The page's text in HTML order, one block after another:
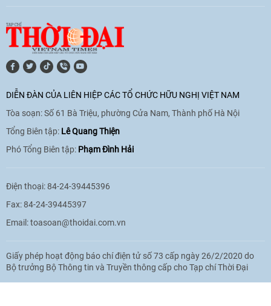
[Video] Lào dành ưu tiên hàng đầu cho
quan hệ với Việt Nam
11:01 |09/06/2026
[Video] Doanh nghiệp Hoa Kỳ hỗ trợ
Việt Nam xác định danh tính người mất
DIỄN ĐÀN CỦA LIÊN HIỆP CÁC TỔ CHỨC HỮU NGHỊ VIỆT NAM
Tòa soạn: Số 61 Bà Triệu, phường Cửa Nam, Thành phố Hà Nội
Tổng Biên tập: Lê Quang Thiện
Phó Tổng Biên tập: Phạm Đình Hải
Điện thoại: 84-24-39445396
Fax: 84-24-39445397
Email:toasoan@thoidai.com.vn
Giấy phép hoạt động báo chí điện tử số 73 cấp ngày 26/2/2020 do
Bộ trưởng Bộ Thông tin và Truyền thông cấp cho Tạp chí Thời Đại